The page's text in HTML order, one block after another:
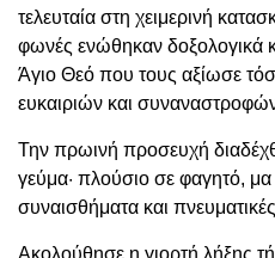
τελευταία στη χειμερινή
φωνές ενώθηκαν δοξολογικά
Άγιο Θεό που τους αξίωσε
ευκαιριών και
Την πρωινή προσευχή
γεύμα· πλούσιο σε φαγητό,
συναισθήματα και πνευματικ
Ακολούθησε η γιορτή λήξης